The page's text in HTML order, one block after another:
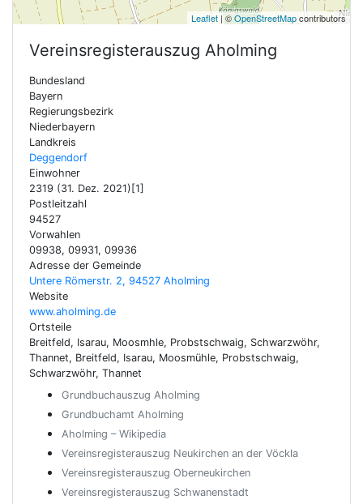
Leaflet| ©OpenStreetMapcontributors
Vereinsregisterauszug Aholming
Bundesland
Bayern
Regierungsbezirk
Niederbayern
Landkreis
Deggendorf
Einwohner
2319 (31. Dez. 2021)[1]
Postleitzahl
94527
Vorwahlen
09938, 09931, 09936
Adresse der Gemeinde
Untere Römerstr. 2, 94527 Aholming
Website
www.aholming.de
Ortsteile
Breitfeld, Isarau, Moosmhle, Probstschwaig, Schwarzwöhr,
Thannet, Breitfeld, Isarau, Moosmühle, Probstschwaig,
Schwarzwöhr, Thannet
Grundbuchauszug Aholming
Grundbuchamt Aholming
Aholming – Wikipedia
Vereinsregisterauszug Neukirchen an der Vöckla
Vereinsregisterauszug Oberneukirchen
Vereinsregisterauszug Schwanenstadt